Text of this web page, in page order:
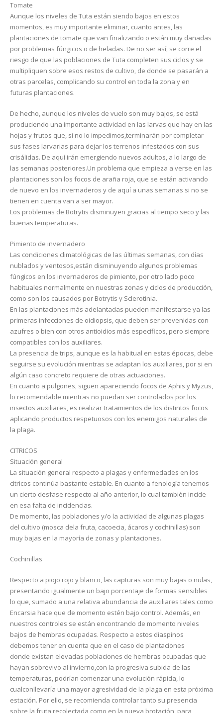
Tomate
Aunque los niveles de Tuta están siendo bajos en estos
momentos, es muy importante eliminar, cuanto antes, las
plantaciones de tomate que van finalizando o están muy dañadas
por problemas fúngicos o de heladas. De no ser así, se corre el
riesgo de que las poblaciones de Tuta completen sus ciclos y se
multipliquen sobre esos restos de cultivo, de donde se pasarán a
otras parcelas, complicando su control en toda la zona y en
futuras plantaciones.
De hecho, aunque los niveles de vuelo son muy bajos, se está
produciendo una importante actividad en las larvas que hay en las
hojas y frutos que, si no lo impedimos,terminarán por completar
sus fases larvarias para dejar los terrenos infestados con sus
crisálidas. De aquí irán emergiendo nuevos adultos, a lo largo de
las semanas posteriores.Un problema que empieza a verse en las
plantaciones son los focos de araña roja, que se están activando
de nuevo en los invernaderos y de aquí a unas semanas si no se
tienen en cuenta van a ser mayor.
Los problemas de Botrytis disminuyen gracias al tiempo seco y las
buenas temperaturas.
Pimiento de invernadero
Las condiciones climatológicas de las últimas semanas, con días
nublados y ventosos,están disminuyendo algunos problemas
fúngicos en los invernaderos de pimiento, por otro lado poco
habituales normalmente en nuestras zonas y ciclos de producción,
como son los causados por Botrytis y Sclerotinia.
En las plantaciones más adelantadas pueden manifestarse ya las
primeras infecciones de oidiopsis, que deben ser prevenidas con
azufres o bien con otros antioidios más específicos, pero siempre
compatibles con los auxiliares.
La presencia de trips, aunque es la habitual en estas épocas, debe
seguirse su evolución mientras se adaptan los auxiliares, por si en
algún caso concreto requiere de otras actuaciones.
En cuanto a pulgones, siguen apareciendo focos de Aphis y Myzus,
lo recomendable mientras no puedan ser controlados por los
insectos auxiliares, es realizar tratamientos de los distintos focos
aplicando productos respetuosos con los enemigos naturales de
la plaga.
CITRICOS
Situación general
La situación general respecto a plagas y enfermedades en los
cítricos continúa bastante estable. En cuanto a fenología tenemos
un cierto desfase respecto al año anterior, lo cual también incide
en esa falta de incidencias.
De momento, las poblaciones y/o la actividad de algunas plagas
del cultivo (mosca dela fruta, cacoecia, ácaros y cochinillas) son
muy bajas en la mayoría de zonas y plantaciones.
Cochinillas
Respecto a piojo rojo y blanco, las capturas son muy bajas o nulas,
presentando igualmente un bajo porcentaje de formas sensibles
lo que, sumado a una relativa abundancia de auxiliares tales como
Encarsia hace que de momento estén bajo control. Además, en
nuestros controles se están encontrando de momento niveles
bajos de hembras ocupadas. Respecto a estos diaspinos
debemos tener en cuenta que en el caso de plantaciones
donde existan elevadas poblaciones de hembras ocupadas que
hayan sobrevivo al invierno,con la progresiva subida de las
temperaturas, podrían comenzar una evolución rápida, lo
cualconllevaría una mayor agresividad de la plaga en esta próxima
estación. Por ello, se recomienda controlar tanto su presencia
sobre la fruta recolectada como en la nueva brotación, para